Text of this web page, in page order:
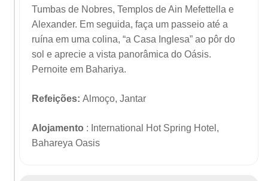
Tumbas de Nobres, Templos de Ain Mefettella e
Alexander. Em seguida, faça um passeio até a
ruína em uma colina, “a Casa Inglesa” ao pôr do
sol e aprecie a vista panorâmica do Oásis.
Pernoite em Bahariya.
Refeições: Almoço, Jantar
Alojamento : International Hot Spring Hotel,
Bahareya Oasis